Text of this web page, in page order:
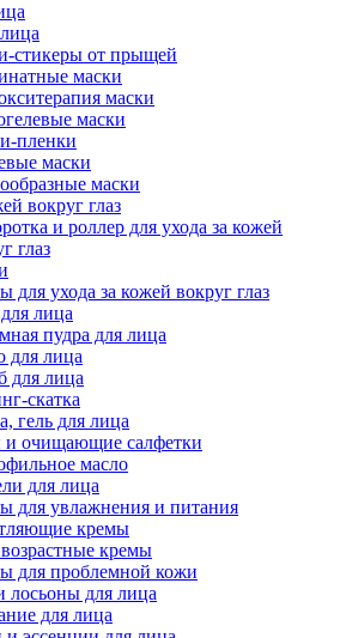
стикеры от прыщей
маски
маски
маски
пленки
маски
маски
вокруг глаз
и роллер для ухода за кожей
глаз
для ухода за кожей вокруг глаз
лица
пудра для лица
лица
для лица
скатка
гель для лица
очищающие салфетки
масло
для лица
для увлажнения и питания
кремы
кремы
для проблемной кожи
лосьоны для лица
для лица